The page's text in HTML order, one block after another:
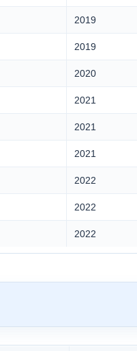
2019
2019
2020
2021
2021
2021
2022
2022
2022